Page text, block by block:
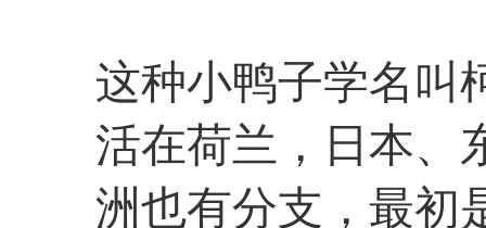
这种小鸭子学名叫
活在荷兰，日本、
洲也有分支，最初